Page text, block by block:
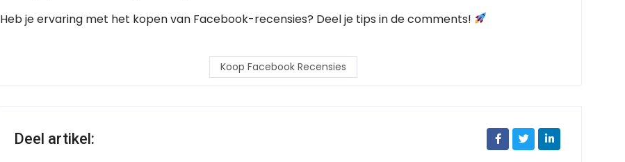
Heb je ervaring met het kopen van Facebook-recensies? Deel je tips in de comments!
Koop Facebook Recensies
Deel artikel: